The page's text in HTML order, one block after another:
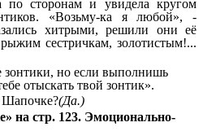
по сторонам и увидела кругом
«Возьму-ка я любой», -
хитрыми, решили они её
сестричкам, золотистым!...
но если выполнишь
отыскать твой зонтик».
Шапочке?(Да.)
на стр. 123. Эмоционально-